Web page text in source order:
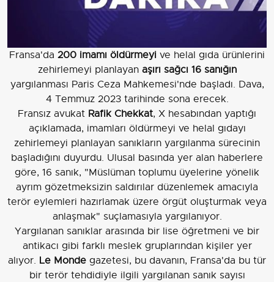
Fransa'da 200 imamı öldürmeyi ve helal gıda ürünlerini
zehirlemeyi planlayan aşırı sağcı 16 sanığın
yargılanması Paris Ceza Mahkemesi'nde başladı. Dava,
4 Temmuz 2023 tarihinde sona erecek.
Fransız avukat Rafik Chekkat, X hesabından yaptığı
açıklamada, imamları öldürmeyi ve helal gıdayı
zehirlemeyi planlayan sanıkların yargılanma sürecinin
başladığını duyurdu. Ulusal basında yer alan haberlere
göre, 16 sanık, "Müslüman toplumu üyelerine yönelik
ayrım gözetmeksizin saldırılar düzenlemek amacıyla
terör eylemleri hazırlamak üzere örgüt oluşturmak veya
anlaşmak" suçlamasıyla yargılanıyor.
Yargılanan sanıklar arasında bir lise öğretmeni ve bir
antikacı gibi farklı meslek gruplarından kişiler yer
alıyor. Le Monde gazetesi, bu davanın, Fransa'da bu tür
bir terör tehdidiyle ilgili yargılanan sanık sayısı